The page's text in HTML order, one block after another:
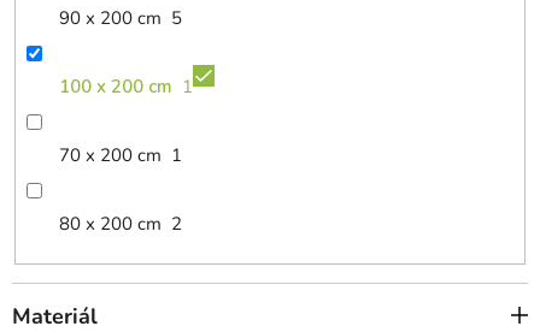
90 x 200 cm 5
100 x 200 cm 1
70 x 200 cm 1
80 x 200 cm 2
Materiál